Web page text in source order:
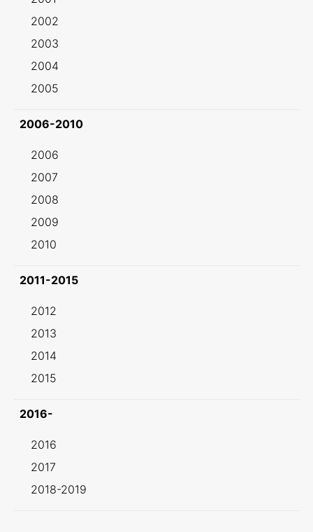
2002
2003
2004
2005
2006-2010
2006
2007
2008
2009
2010
2011-2015
2012
2013
2014
2015
2016-
2016
2017
2018-2019